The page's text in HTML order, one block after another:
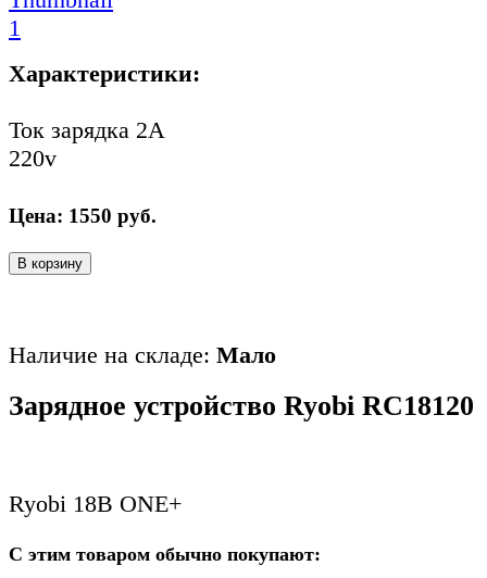
Характеристики:
Ток зарядка 2А
220v
Цена: 1550 руб.
В корзину
Наличие на складе: Мало
Зарядное устройство Ryobi RC18120
Ryobi 18В ONE+
С этим товаром обычно покупают: